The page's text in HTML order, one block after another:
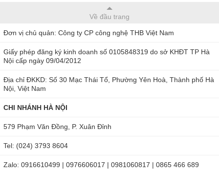
Về đầu trang
Đơn vị chủ quản: Công ty CP công nghệ THB Việt Nam
Giấy phép đăng ký kinh doanh số 0105848319 do sở KHĐT TP Hà
Nội cấp ngày 09/04/2012
Địa chỉ ĐKKD: Số 30 Mạc Thái Tổ, Phường Yên Hoà, Thành phố Hà
Nội, Việt Nam
CHI NHÁNH HÀ NỘI
579 Phạm Văn Đồng, P. Xuân Đỉnh
Tel: (024) 3793 8604
Zalo: 0916610499 | 0976606017 | 0981060817 | 0865 466 689